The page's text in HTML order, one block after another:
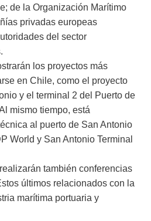
de la Organización Marítimo
privadas europeas
del sector
los proyectos más
en Chile, como el proyecto
y el terminal 2 del Puerto de
mismo tiempo, está
al puerto de San Antonio
World y San Antonio Terminal
también conferencias
últimos relacionados con la
marítima portuaria y